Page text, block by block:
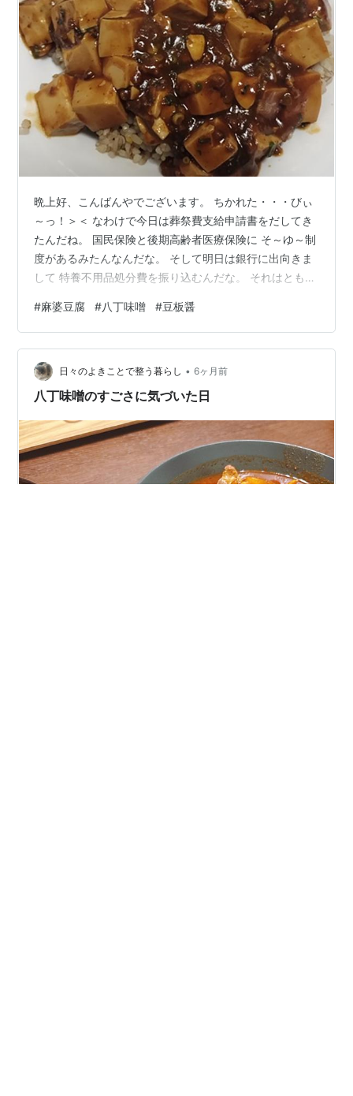
晩上好、こんばんやでございます。 ちかれた・・・びぃ
～っ！＞＜ なわけで今日は葬祭費支給申請書をだしてき
たんだね。 国民保険と後期高齢者医療保険に そ～ゆ～制
度があるみたんなんだな。 そして明日は銀行に出向きま
して 特養不用品処分費を振り込むんだな。 それはともか
っ！＞＜ 今回は豆板醤と八丁味噌を追加しまして とって
も美味しかったですっ！＞＜ さすがに３月になりますと
気温が少々低くても２月と違い 芯から冷えることはない
んだよねぇ。 とにもかくにも家に居る時は 整理整頓は後
回しにするとして 片付断捨離が優先なのでありまふ。 ん
#麻婆豆腐 #八丁味噌 #豆板醤
日々のよきことで整う暮らし • 6ヶ月前
八丁味噌のすごさに気づいた日